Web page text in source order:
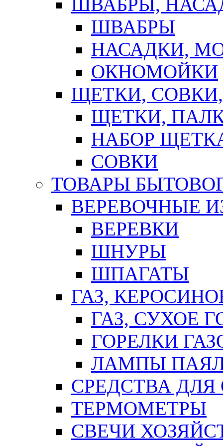
ШВАБРЫ,
ШВАБРЫ
НАСАДКИ,
ОКНОМОЙКИ
ЩЕТКИ,
ЩЕТКИ,
НАБОР
СОВКИ
ТОВАРЫ
ВЕРЕВОЧНЫЕ
ВЕРЕВКИ
ШНУРЫ
ШПАГАТЫ
ГАЗ,
ГАЗ, СУХОЕ
ГОРЕЛКИ
ЛАМПЫ
СРЕДСТВА
ТЕРМОМЕТРЫ
СВЕЧИ